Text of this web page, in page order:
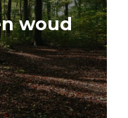
woud